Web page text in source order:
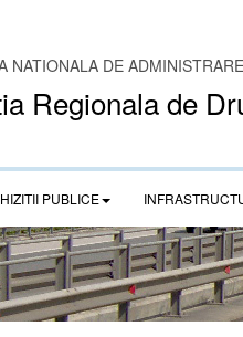
NATIONALA DE
Regionala de
PUBLICE